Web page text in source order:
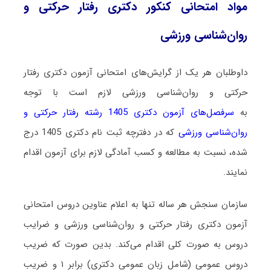
مواد امتحانی کنکور دکتری رفتار حرکتی و
روان‌شناسی ورزشی
داوطلبان هر یک از گرایش‌های امتحانی آزمون دکتری رفتار
حرکتی و روان‌شناسی ورزشی لازم است با توجه
به
سرفصل‌های آزمون دکتری 1405 رشته رفتار حرکتی و
روان‌شناسی ورزشی
که در دفترچه ثبت نام دکتری 1405 درج
شده، نسبت به مطالعه و کسب آمادگی لازم برای آزمون اقدام
نمایند.
سازمان سنجش هر ساله تنها به اعلام عناوین دروس امتحانی
آزمون دکتری رفتار حرکتی و روان‌شناسی ورزشی و ضرایب
دروس به صورت کلی اقدام می‌کند. بدین صورت که ضریب
دروس عمومی (شامل زبان عمومی دکتری) برابر ۱ و ضریب